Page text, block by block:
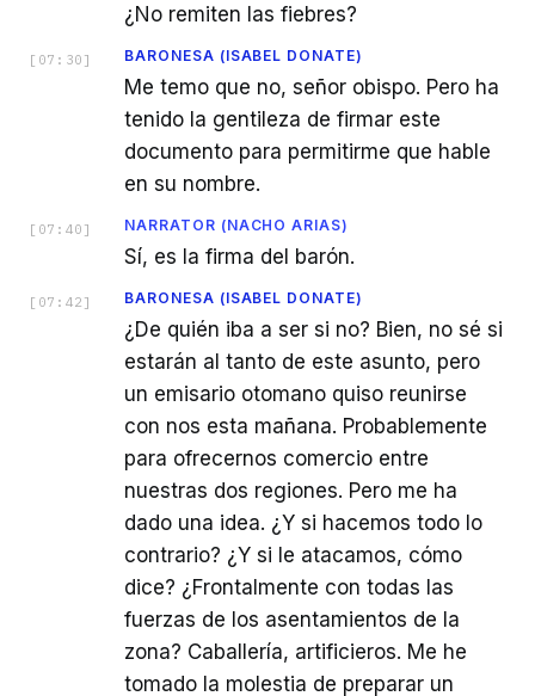
¿No remiten las fiebres?
[ 07:30 ] BARONESA (ISABEL DONATE)
Me temo que no, señor obispo. Pero ha
tenido la gentileza de firmar este
documento para permitirme que hable
en su nombre.
[ 07:40 ] NARRATOR (NACHO ARIAS)
Sí, es la firma del barón.
[ 07:42 ] BARONESA (ISABEL DONATE)
¿De quién iba a ser si no? Bien, no sé si
estarán al tanto de este asunto, pero
un emisario otomano quiso reunirse
con nos esta mañana. Probablemente
para ofrecernos comercio entre
nuestras dos regiones. Pero me ha
dado una idea. ¿Y si hacemos todo lo
contrario? ¿Y si le atacamos, cómo
dice? ¿Frontalmente con todas las
fuerzas de los asentamientos de la
zona? Caballería, artificieros. Me he
tomado la molestia de preparar un